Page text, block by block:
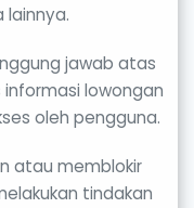
jawab atas
lowongan
oleh pengguna.
atau memblokir
tindakan